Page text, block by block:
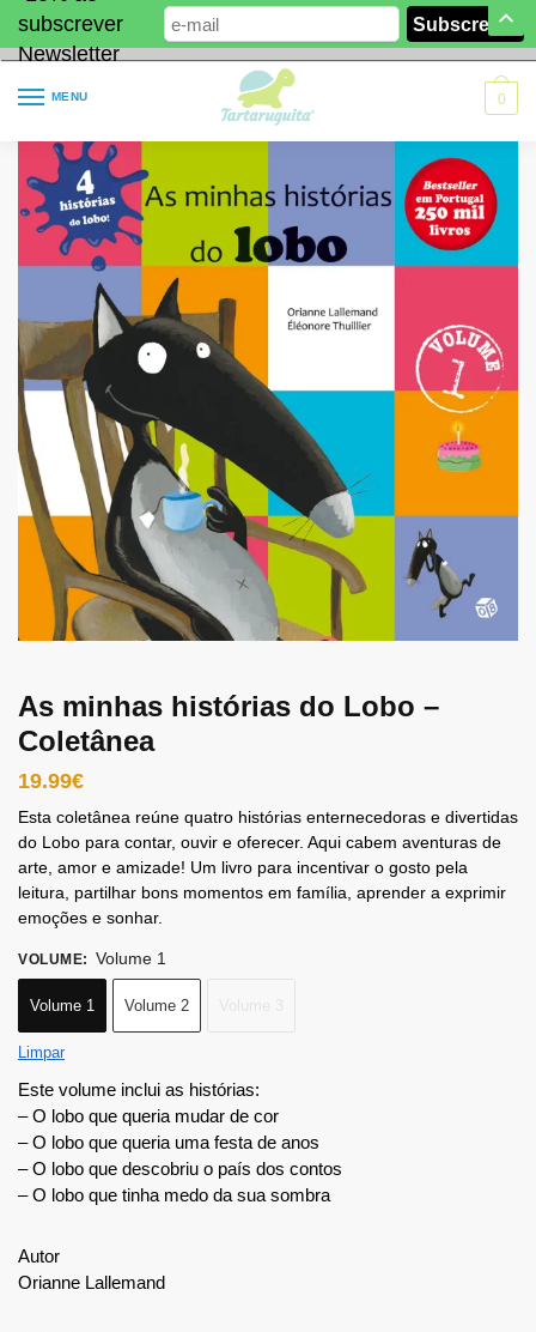
subscrever
Newsletter
MENU 0
As minhas histórias do Lobo –
Coletânea
19.99€
Esta coletânea reúne quatro histórias enternecedoras e divertidas
do Lobo para contar, ouvir e oferecer. Aqui cabem aventuras de
arte, amor e amizade! Um livro para incentivar o gosto pela
leitura, partilhar bons momentos em família, aprender a exprimir
emoções e sonhar.
VOLUME: Volume 1
Volume 1 Volume 2
Limpar
Este volume inclui as histórias:
– O lobo que queria mudar de cor
– O lobo que queria uma festa de anos
– O lobo que descobriu o país dos contos
– O lobo que tinha medo da sua sombra
Autor
Orianne Lallemand